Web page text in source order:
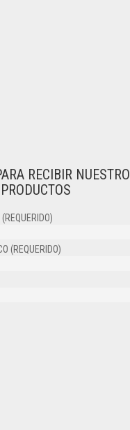
RECIBIR NUESTRO
(REQUERIDO)